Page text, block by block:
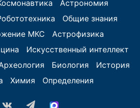
Астрономия
Общие знания
МКС
Астрофизика
Искусственный интеллект
Биология
История
Химия Определения
vk.com Telegram